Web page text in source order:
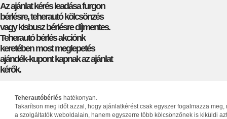
Az ajánlat kérés leadása furgon
bérlésre, teherautó kölcsönzés
vagy kisbusz bérlésre díjmentes.
Teherautó bérlés akciónk
keretében most meglepetés
ajándék-kupont kapnak az ajánlat
kérők.
Teherautóbérlés hatékonyan.
Takarítson meg időt azzal, hogy ajánlatkérést csak egyszer fogalmazza
a szolgáltatók weboldalain, hanem egyszerre több kölcsönzőnek is kiküldi